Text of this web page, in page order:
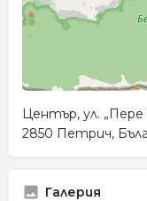
Център, ул.
2850 Петрич,
Галерия